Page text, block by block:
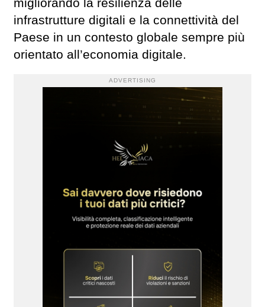
migliorando la resilienza delle
infrastrutture digitali e la connettività del
Paese in un contesto globale sempre più
orientato all’economia digitale.
ADVERTISING